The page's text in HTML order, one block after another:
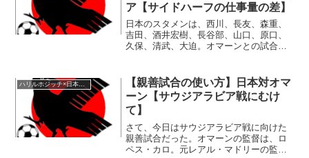
ア【サイドハーフの仕事量の差】
日本のスタメンは、西川、長友、森重、
吉田、酒井宏樹、長谷部、山口、原口、
久保、清武、大迫。オマーンとの試合で
保の右サイドハーフへの抜擢だろう。か
つて、大島を起用したよう...
ハリルホジッチ×日本代表
【親善試合の使い方】日本対オマ
ーン【サウジアラビア戦にむけ
て】
さて、今日はサウジアラビア戦に向けた
親善試合だった。オマーンの監督は、ロ
ペス・カロ。元レアル・マドリーの監督